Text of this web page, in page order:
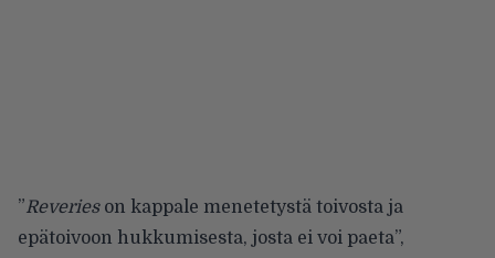
”Reverieson kappale menetetystä toivosta ja
epätoivoon hukkumisesta, josta ei voi paeta”,